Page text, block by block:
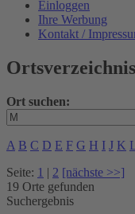
Einloggen
Ihre Werbung
Kontakt /
Ort suchen:
A B C D E F G H I J K
Seite: 1 | 2 [nächste >>]
19 Orte gefunden
Suchergebnis